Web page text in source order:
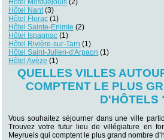
Hôtel Mostuéjouls (2)
Hôtel Nant(3)
Hôtel Florac (1)
Hôtel Sainte-Enimie (2)
Hôtel Ispagnac (1)
Hôtel Rivière-sur-Tarn (1)
Hôtel Saint-Julien-d'Arpaon (1)
Hôtel Avèze (1)
QUELLES VILLES
COMPTENT LE PLUS
D'HÔTELS
Vous souhaitez séjourner dans une ville
Trouvez votre futur lieu de villégiature en
Meyrueis qui comptent le plus grand nombre